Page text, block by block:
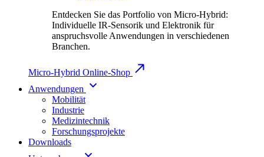
Entdecken Sie das Portfolio von Micro-Hybrid:
Individuelle IR-Sensorik und Elektronik für
anspruchsvolle Anwendungen in verschiedenen
Branchen.
Micro-Hybrid Online-Shop
Anwendungen
Mobilität
Industrie
Medizintechnik
Forschungsprojekte
Downloads